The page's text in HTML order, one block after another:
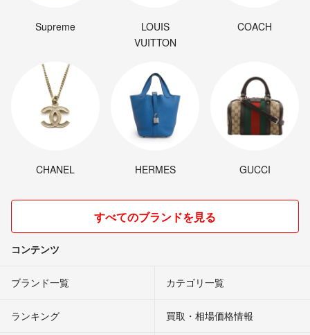
Supreme
LOUIS
VUITTON
COACH
CHANEL HERMES GUCCI
すべてのブランドを見る
コンテンツ
ブランド一覧 カテゴリ一覧
ランキング 買取・相場価格情報